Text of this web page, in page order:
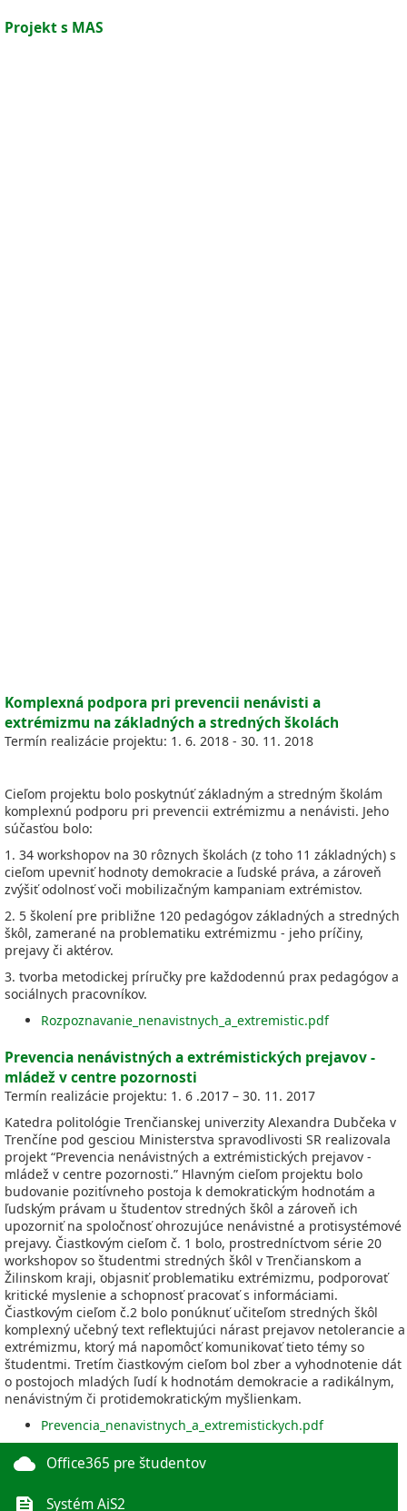
Projekt s MAS
Komplexná podpora pri prevencii nenávisti a
extrémizmu na základných a stredných školách
Termín realizácie projektu: 1. 6. 2018 - 30. 11. 2018
Cieľom projektu bolo poskytnúť základným a stredným školám
komplexnú podporu pri prevencii extrémizmu a nenávisti. Jeho
súčasťou bolo:
1. 34 workshopov na 30 rôznych školách (z toho 11 základných) s
cieľom upevniť hodnoty demokracie a ľudské práva, a zároveň
zvýšiť odolnosť voči mobilizačným kampaniam extrémistov.
2. 5 školení pre približne 120 pedagógov základných a stredných
škôl, zamerané na problematiku extrémizmu - jeho príčiny,
prejavy či aktérov.
3. tvorba metodickej príručky pre každodennú prax pedagógov a
sociálnych pracovníkov.
Rozpoznavanie_nenavistnych_a_extremistic.pdf
Prevencia nenávistných a extrémistických prejavov -
mládež v centre pozornosti
Termín realizácie projektu: 1. 6 .2017 – 30. 11. 2017
Katedra politológie Trenčianskej univerzity Alexandra Dubčeka v
Trenčíne pod gesciou Ministerstva spravodlivosti SR realizovala
projekt “Prevencia nenávistných a extrémistických prejavov -
mládež v centre pozornosti.” Hlavným cieľom projektu bolo
budovanie pozitívneho postoja k demokratickým hodnotám a
ľudským právam u študentov stredných škôl a zároveň ich
upozorniť na spoločnosť ohrozujúce nenávistné a protisystémové
prejavy. Čiastkovým cieľom č. 1 bolo, prostredníctvom série 20
workshopov so študentmi stredných škôl v Trenčianskom a
Žilinskom kraji, objasniť problematiku extrémizmu, podporovať
kritické myslenie a schopnosť pracovať s informáciami.
Čiastkovým cieľom č.2 bolo ponúknuť učiteľom stredných škôl
komplexný učebný text reflektujúci nárast prejavov netolerancie a
extrémizmu, ktorý má napomôcť komunikovať tieto témy so
študentmi. Tretím čiastkovým cieľom bol zber a vyhodnotenie dát
o postojoch mladých ľudí k hodnotám demokracie a radikálnym,
nenávistným či protidemokratickým myšlienkam.
Prevencia_nenavistnych_a_extremistickych.pdf
cloud Office365 pre študentov
feed Systém AiS2